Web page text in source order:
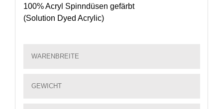
100% Acryl Spinndüsen gefärbt
(Solution Dyed Acrylic)
WARENBREITE
GEWICHT